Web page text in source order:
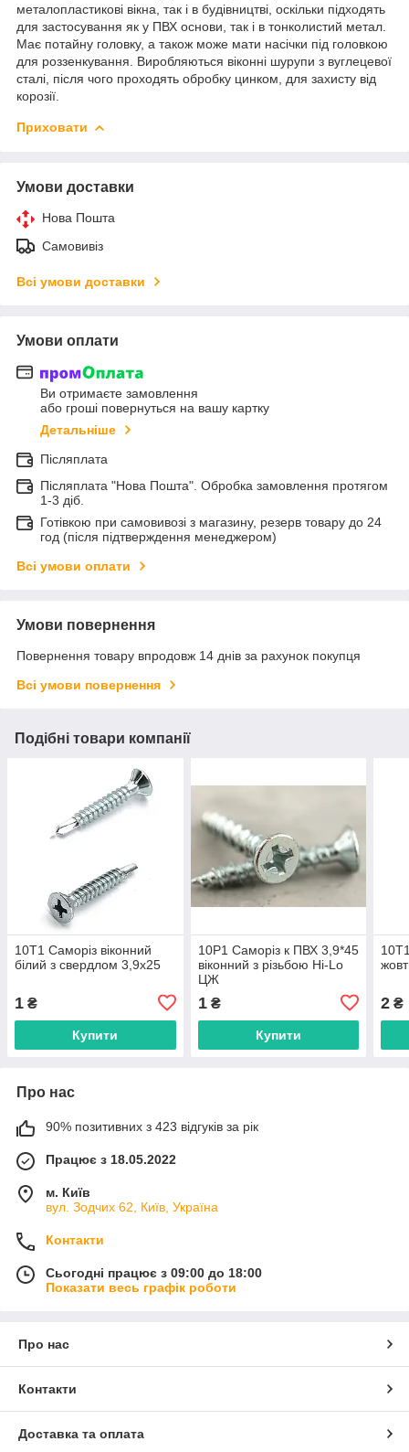
металопластикові вікна, так і в будівництві, оскільки підходять
для застосування як у ПВХ основи, так і в тонколистий метал.
Має потайну головку, а також може мати насічки під головкою
для роззенкування. Виробляються віконні шурупи з вуглецевої
сталі, після чого проходять обробку цинком, для захисту від
корозії.
Приховати
Умови доставки
Нова Пошта
Самовивіз
Всі умови доставки
Умови оплати
Ви отримаєте замовлення
або гроші повернуться на вашу картку
Детальніше
Післяплата
Післяплата "Нова Пошта". Обробка замовлення протягом
1-3 діб.
Готівкою при самовивозі з магазину, резерв товару до 24
год (після підтверждення менеджером)
Всі умови оплати
Умови повернення
Повернення товару впродовж 14 днів за рахунок покупця
Всі умови повернення
Подібні товари компанії
10T1 Саморіз віконний
білий з свердлом 3,9х25
1 ₴
Купити
10P1 Саморіз к ПВХ 3,9*45
віконний з різьбою Hi-Lo
ЦЖ
1₴
Купити
2 ₴
Про нас
90% позитивних з 423 відгуків за рік
Працює з 18.05.2022
м. Київ
вул. Зодчих 62, Київ, Україна
Контакти
Сьогодні працює з 09:00 до 18:00
Показати весь графік роботи
Про нас
Контакти
Доставка та оплата